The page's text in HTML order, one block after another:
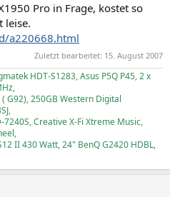
Pro in Frage, kostet so
leise.
a220668.html
Zuletzt bearbeitet: 15. August 2007
HDT-S1283, Asus P5Q P45, 2 x
G92), 250GB Western Digital
7240S, Creative X-Fi Xtreme Music,
II 430 Watt, 24" BenQ G2420 HDBL,